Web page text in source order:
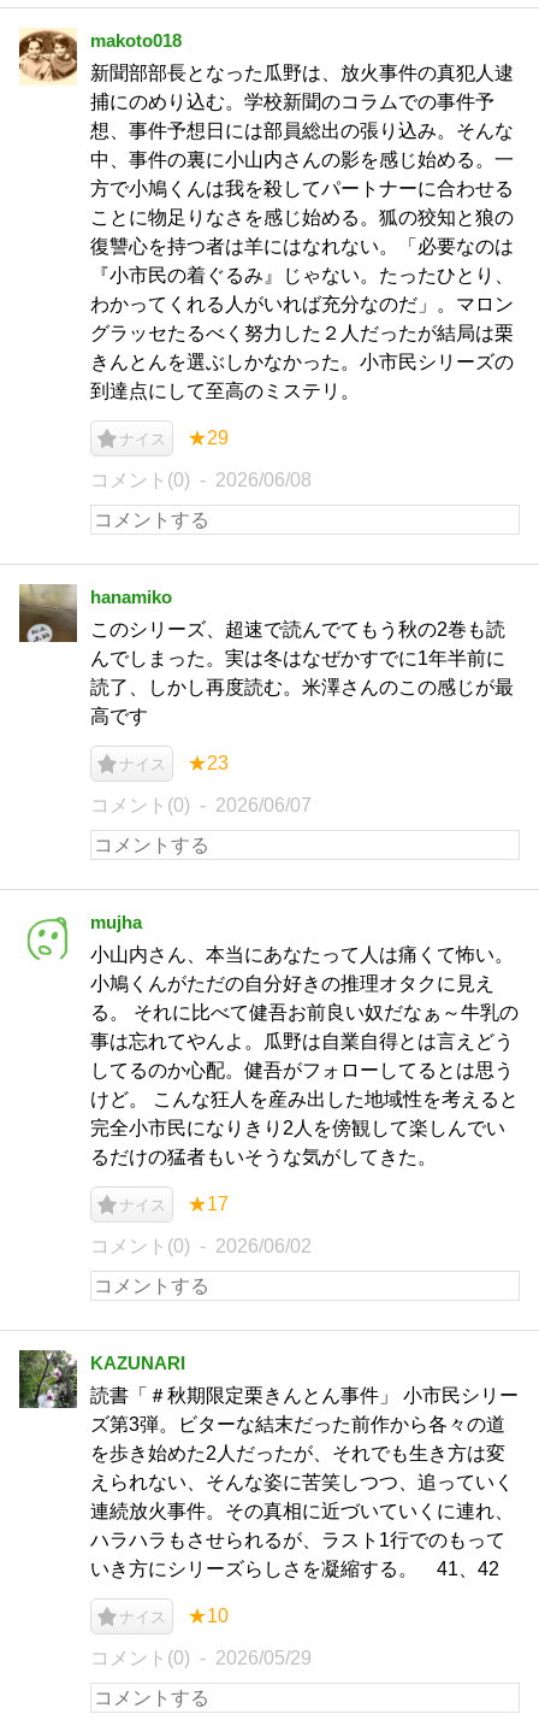
makoto018
新聞部部長となった瓜野は、放火事件の真犯人逮
捕にのめり込む。学校新聞のコラムでの事件予
想、事件予想日には部員総出の張り込み。そんな
中、事件の裏に小山内さんの影を感じ始める。一
方で小鳩くんは我を殺してパートナーに合わせる
ことに物足りなさを感じ始める。狐の狡知と狼の
復讐心を持つ者は羊にはなれない。「必要なのは
『小市民の着ぐるみ』じゃない。たったひとり、
わかってくれる人がいれば充分なのだ」。マロン
グラッセたるべく努力した２人だったが結局は栗
きんとんを選ぶしかなかった。小市民シリーズの
到達点にして至高のミステリ。
ナイス ★29
コメント(0) 2026/06/08
hanamiko
このシリーズ、超速で読んでてもう秋の2巻も読
んでしまった。実は冬はなぜかすでに1年半前に
読了、しかし再度読む。米澤さんのこの感じが最
高です
ナイス ★23
コメント(0) 2026/06/07
mujha
小山内さん、本当にあなたって人は痛くて怖い。
小鳩くんがただの自分好きの推理オタクに見え
る。 それに比べて健吾お前良い奴だなぁ～牛乳の
事は忘れてやんよ。瓜野は自業自得とは言えどう
してるのか心配。健吾がフォローしてるとは思う
けど。 こんな狂人を産み出した地域性を考えると
完全小市民になりきり2人を傍観して楽しんでい
るだけの猛者もいそうな気がしてきた。
ナイス ★17
コメント(0) 2026/06/02
KAZUNARI
読書「＃秋期限定栗きんとん事件」 小市民シリー
ズ第3弾。ビターな結末だった前作から各々の道
を歩き始めた2人だったが、それでも生き方は変
えられない、そんな姿に苦笑しつつ、追っていく
連続放火事件。その真相に近づいていくに連れ、
ハラハラもさせられるが、ラスト1行でのもって
いき方にシリーズらしさを凝縮する。 41、42
ナイス ★10
コメント(0) 2026/05/29